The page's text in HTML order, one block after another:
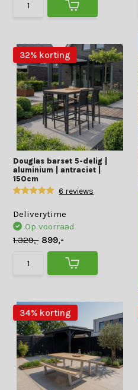
32% korting
Douglas barset 5-delig |
aluminium | antraciet |
150cm
6 reviews
Deliverytime
Op voorraad
1.329,- 899,-
34% korting